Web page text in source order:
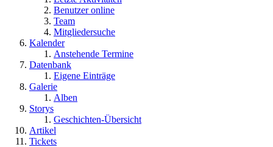
Benutzer online
Team
Mitgliedersuche
Kalender
Anstehende Termine
Datenbank
Eigene Einträge
Galerie
Alben
Storys
Geschichten-Übersicht
Artikel
Tickets